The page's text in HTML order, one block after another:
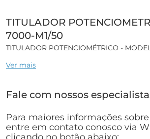
TITULADOR
7000-M1/50
TITULADOR POTENCIOMÉTRICO -
Características gerais:
com até 2 pontos de equivalência.
estequiométricos visualizados em display
Principais aplicações em acidez, cloretos
Iodometria, titulações não-aquosas com
Ver mais
Fale com nossos
Para maiores informações
entre em contato conosco via